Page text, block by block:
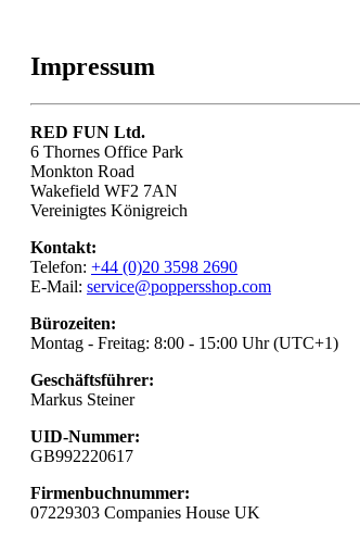
Impressum
RED FUN Ltd.
6 Thornes Office Park
Monkton Road
Wakefield WF2 7AN
Vereinigtes Königreich
Kontakt:
Telefon: +44 (0)20 3598 2690
E-Mail: service@poppersshop.com
Bürozeiten:
Montag - Freitag: 8:00 - 15:00 Uhr (UTC+1)
Geschäftsführer:
Markus Steiner
UID-Nummer:
GB992220617
Firmenbuchnummer:
07229303 Companies House UK